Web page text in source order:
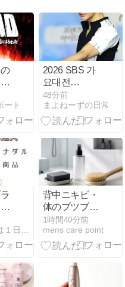
送
ート
2026 SBS 가
요대전
SUMMER
Stray Kids
48分前
まよねーずの日常
背中ニキビ・
体のブツブツ
は自分では見
えない｜40代
男性のボディ
すすめ5選
1時間40分前
mens care point